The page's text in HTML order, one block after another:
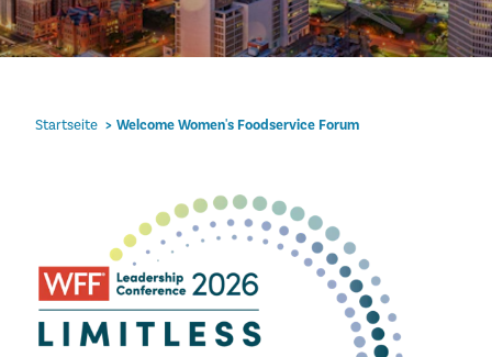
Startseite Welcome Women's Foodservice Forum